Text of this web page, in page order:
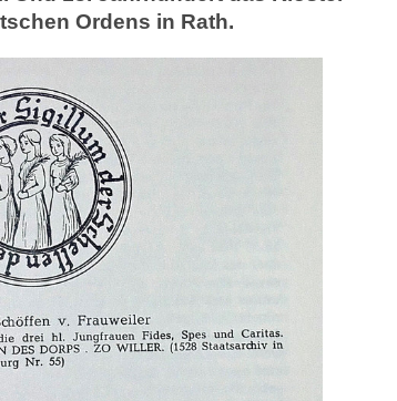
Ordens in Rath.